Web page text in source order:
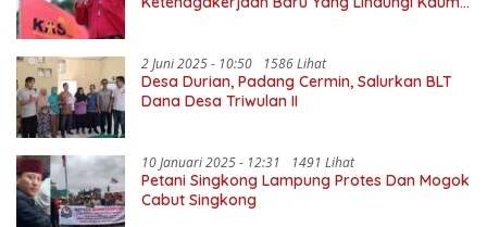
2 Juni 2025 - 10:50 1586 Lihat
Desa Durian, Padang Cermin, Salurkan BLT
Dana Desa Triwulan II
10 Januari 2025 - 12:31 1491 Lihat
Petani Singkong Lampung Protes Dan Mogok
Cabut Singkong